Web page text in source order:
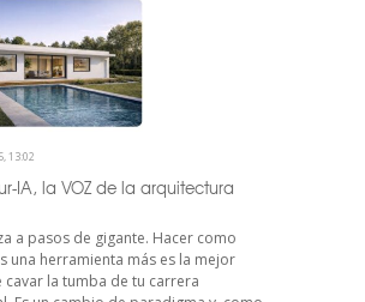
13:02
IA, la VOZ de la arquitectura
a pasos de gigante. Hacer como
una herramienta más es la mejor
cavar la tumba de tu carrera